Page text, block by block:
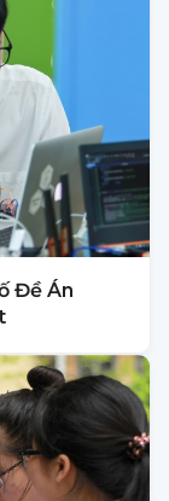
Đề Án